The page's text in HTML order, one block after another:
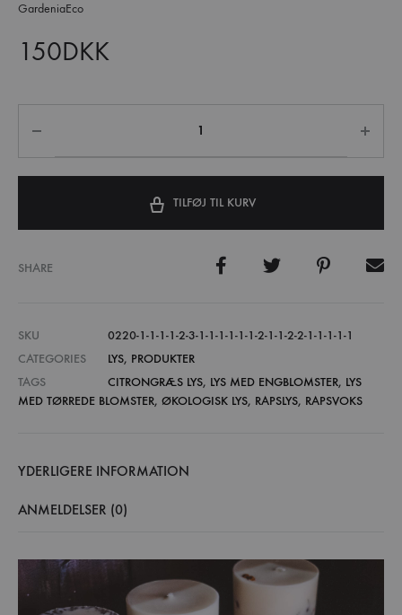
GardeniaEco
150DKK
TILFØJ TIL KURV
SHARE
SKU
0220-1-1-1-1-2-3-1-1-1-1-1-1-2-1-1-2-2-1-1-1-1-1
CATEGORIES
LYS, PRODUKTER
TAGS
CITRONGRÆS LYS, LYS MED ENGBLOMSTER, LYS
MED TØRREDE BLOMSTER, ØKOLOGISK LYS, RAPSLYS, RAPSVOKS
YDERLIGERE INFORMATION
ANMELDELSER (0)